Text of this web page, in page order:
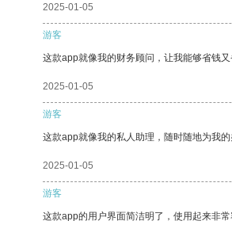
2025-01-05
游客
这款app就像我的财务顾问，让我能够省钱又
2025-01-05
游客
这款app就像我的私人助理，随时随地为我的
2025-01-05
游客
这款app的用户界面简洁明了，使用起来非